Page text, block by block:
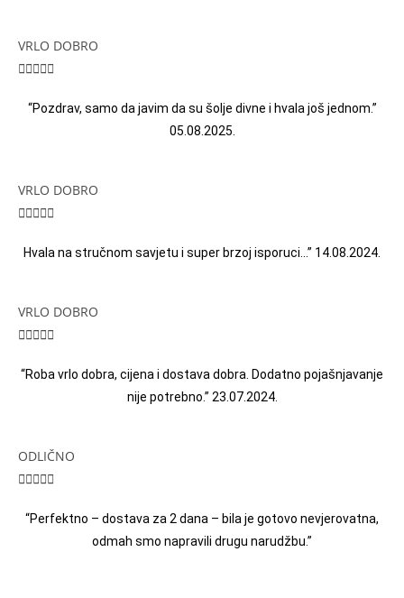
VRLO DOBRO

“Pozdrav, samo da javim da su šolje divne i hvala još jednom.”
05.08.2025.
VRLO DOBRO

Hvala na stručnom savjetu i super brzoj isporuci…” 14.08.2024.
VRLO DOBRO

“Roba vrlo dobra, cijena i dostava dobra. Dodatno pojašnjavanje
nije potrebno.” 23.07.2024.
ODLIČNO

“Perfektno – dostava za 2 dana – bila je gotovo nevjerovatna,
odmah smo napravili drugu narudžbu.”